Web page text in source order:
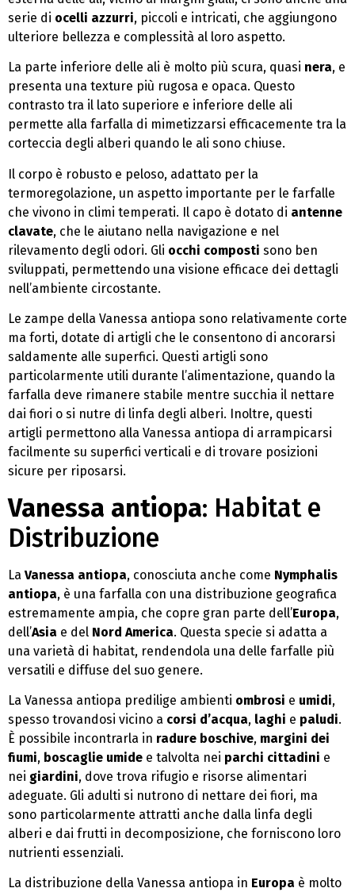
serie di ocelli azzurri, piccoli e intricati, che aggiungono
ulteriore bellezza e complessità al loro aspetto.
La parte inferiore delle ali è molto più scura, quasi nera, e
presenta una texture più rugosa e opaca. Questo
contrasto tra il lato superiore e inferiore delle ali
permette alla farfalla di mimetizzarsi efficacemente tra la
corteccia degli alberi quando le ali sono chiuse.
Il corpo è robusto e peloso, adattato per la
termoregolazione, un aspetto importante per le farfalle
che vivono in climi temperati. Il capo è dotato di antenne
clavate, che le aiutano nella navigazione e nel
rilevamento degli odori. Gli occhi composti sono ben
sviluppati, permettendo una visione efficace dei dettagli
nell’ambiente circostante.
Le zampe della Vanessa antiopa sono relativamente corte
ma forti, dotate di artigli che le consentono di ancorarsi
saldamente alle superfici. Questi artigli sono
particolarmente utili durante l’alimentazione, quando la
farfalla deve rimanere stabile mentre succhia il nettare
dai fiori o si nutre di linfa degli alberi. Inoltre, questi
artigli permettono alla Vanessa antiopa di arrampicarsi
facilmente su superfici verticali e di trovare posizioni
sicure per riposarsi.
Vanessa antiopa: Habitat e
Distribuzione
La Vanessa antiopa, conosciuta anche come Nymphalis
antiopa, è una farfalla con una distribuzione geografica
estremamente ampia, che copre gran parte dell’Europa,
dell’Asia e del Nord America. Questa specie si adatta a
una varietà di habitat, rendendola una delle farfalle più
versatili e diffuse del suo genere.
La Vanessa antiopa predilige ambienti ombrosi e umidi,
spesso trovandosi vicino a corsi d’acqua, laghi e paludi.
È possibile incontrarla in radure boschive, margini dei
fiumi, boscaglie umide e talvolta nei parchi cittadini e
nei giardini, dove trova rifugio e risorse alimentari
adeguate. Gli adulti si nutrono di nettare dei fiori, ma
sono particolarmente attratti anche dalla linfa degli
alberi e dai frutti in decomposizione, che forniscono loro
nutrienti essenziali.
La distribuzione della Vanessa antiopa in Europa è molto